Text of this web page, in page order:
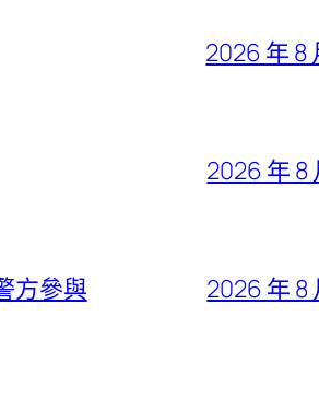
2026 年 8
2026 年 8
方參與 2026 年 8